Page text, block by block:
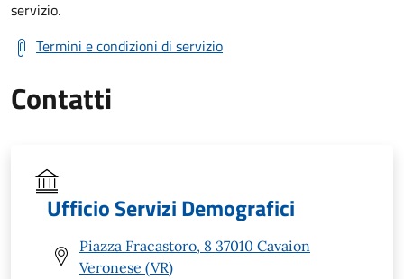
servizio.
Termini e condizioni di servizio
Contatti
Ufficio Servizi Demografici
Piazza Fracastoro, 8 37010 Cavaion
Veronese (VR)